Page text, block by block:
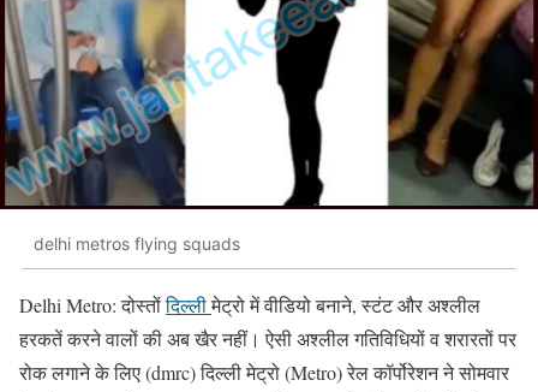
delhi metros flying squads
Delhi Metro: दोस्तोंदिल्लीमेट्रो में वीडियो बनाने, स्टंट और अश्लील
हरकतें करने वालों की अब खैर नहीं। ऐसी अश्लील गतिविधियों व शरारतों पर
रोक लगाने के लिए (dmrc) दिल्ली मेट्रो (Metro) रेल कॉर्पोरेशन ने सोमवार